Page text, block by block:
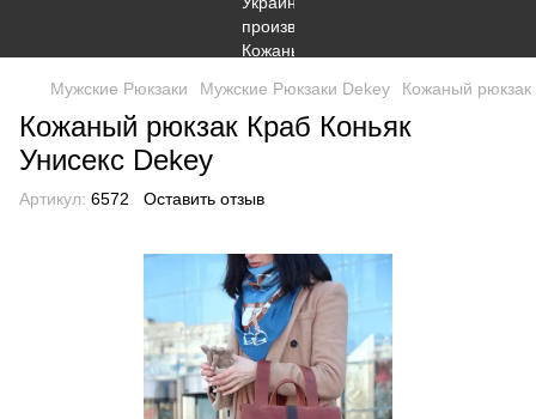
Мужские Рюкзаки Мужские Рюкзаки Dekey Кожаный рюкзак
Кожаный рюкзак Краб Коньяк
Унисекс Dekey
Артикул: 6572 Оставить отзыв